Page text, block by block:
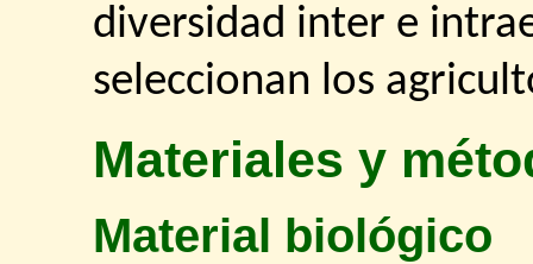
diversidad inter e
seleccionan los
Materiales y
Material biológico